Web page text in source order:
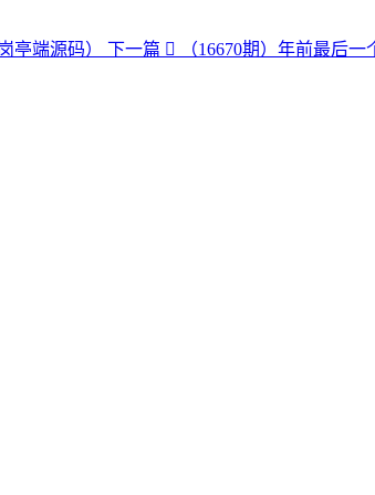
亭端源码） 下一篇
（16670期）年前最后